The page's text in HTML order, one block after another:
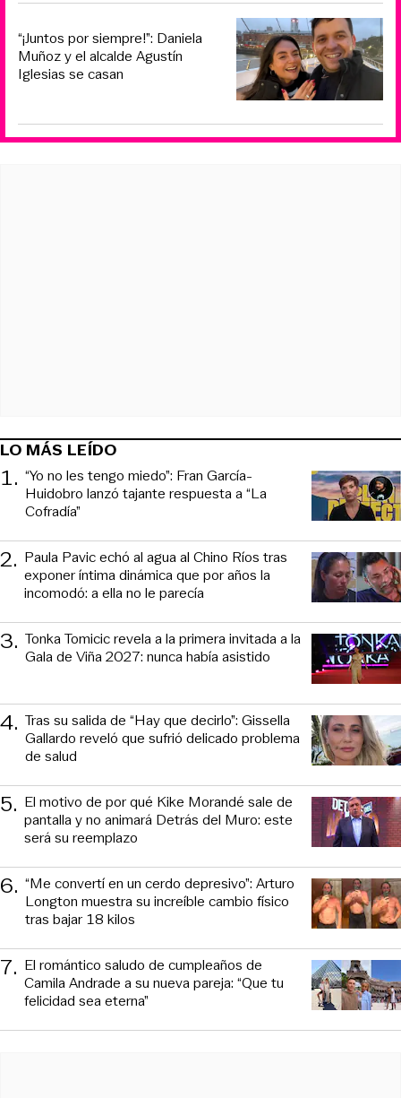
“¡Juntos por siempre!”: Daniela
Muñoz y el alcalde Agustín
Iglesias se casan
LO MÁS LEÍDO
1. “Yo no les tengo miedo”: Fran García-
Huidobro lanzó tajante respuesta a “La
Cofradía”
2. Paula Pavic echó al agua al Chino Ríos tras
exponer íntima dinámica que por años la
incomodó: a ella no le parecía
3. Tonka Tomicic revela a la primera invitada a la
Gala de Viña 2027: nunca había asistido
4. Tras su salida de “Hay que decirlo”: Gissella
Gallardo reveló que sufrió delicado problema
de salud
5. El motivo de por qué Kike Morandé sale de
pantalla y no animará Detrás del Muro: este
será su reemplazo
6. “Me convertí en un cerdo depresivo”: Arturo
Longton muestra su increíble cambio físico
tras bajar 18 kilos
7. El romántico saludo de cumpleaños de
Camila Andrade a su nueva pareja: “Que tu
felicidad sea eterna”